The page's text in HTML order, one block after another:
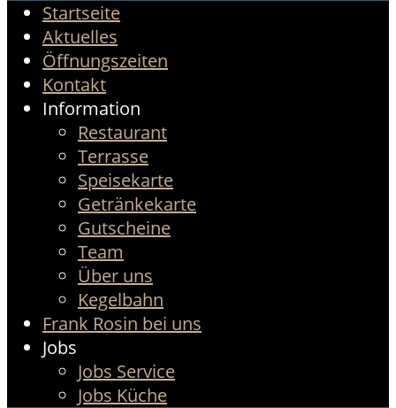
Startseite
Aktuelles
Öffnungszeiten
Kontakt
Information
Restaurant
Terrasse
Speisekarte
Getränkekarte
Gutscheine
Team
Über uns
Kegelbahn
Frank Rosin bei uns
Jobs
Jobs Service
Jobs Küche